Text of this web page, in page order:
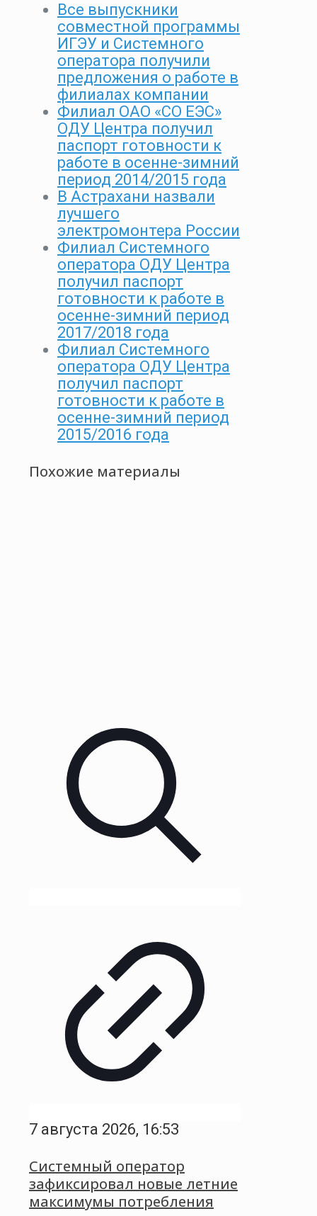
Все выпускники
совместной программы
ИГЭУ и Системного
оператора получили
предложения о работе в
филиалах компании
Филиал ОАО «СО ЕЭС»
ОДУ Центра получил
паспорт готовности к
работе в осенне-зимний
период 2014/2015 года
В Астрахани назвали
лучшего
электромонтера России
Филиал Системного
оператора ОДУ Центра
получил паспорт
готовности к работе в
осенне-зимний период
2017/2018 года
Филиал Системного
оператора ОДУ Центра
получил паспорт
готовности к работе в
осенне-зимний период
2015/2016 года
Похожие материалы
7 августа 2026, 16:53
Системный оператор
зафиксировал новые летние
максимумы потребления